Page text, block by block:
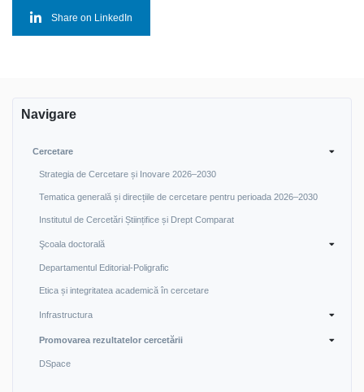
Share on LinkedIn
Navigare
Cercetare
Strategia de Cercetare și Inovare 2026–2030
Tematica generală și direcțiile de cercetare pentru perioada 2026–2030
Institutul de Cercetări Științifice și Drept Comparat
Şcoala doctorală
Departamentul Editorial-Poligrafic
Etica și integritatea academică în cercetare
Infrastructura
Promovarea rezultatelor cercetării
DSpace